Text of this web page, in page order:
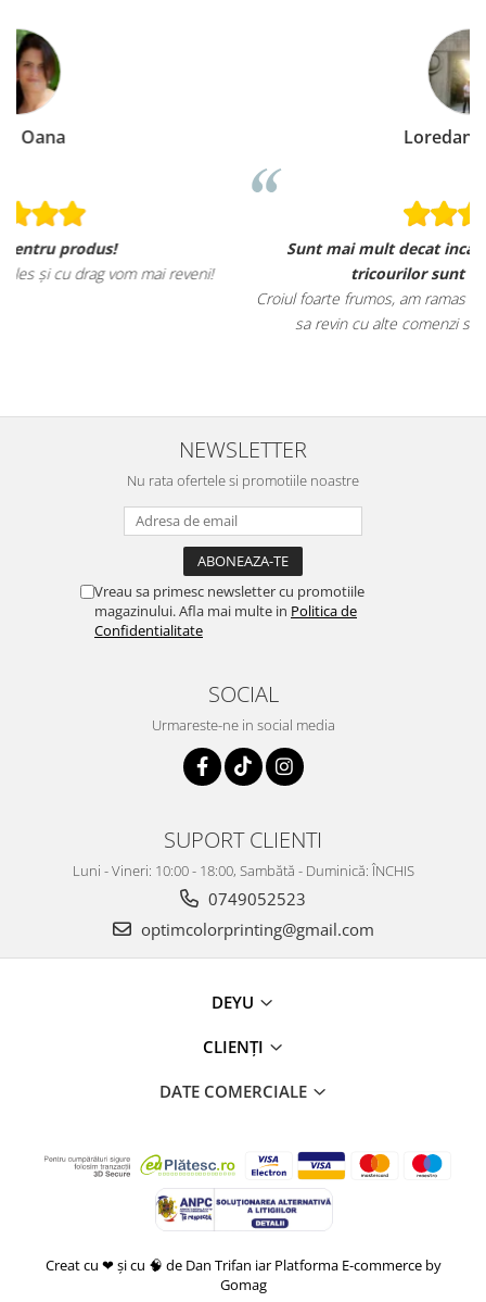
Sunt mai mult decat incantata de ele, materialele
tricourilor sunt foarte calitative,
Croiul foarte frumos, am ramas placut impresionata, abia astept
sa revin cu alte comenzi si sa incerc si alte produse.
NEWSLETTER
Nu rata ofertele si promotiile noastre
Vreau sa primesc newsletter cu promotiile
magazinului. Afla mai multe in Politica de
Confidentialitate
SOCIAL
Urmareste-ne in social media
SUPORT CLIENTI
Luni - Vineri: 10:00 - 18:00, Sambătă - Duminică: ÎNCHIS
0749052523
optimcolorprinting@gmail.com
DEYU
CLIENȚI
DATE COMERCIALE
Creat cu ❤ și cu 🧠 de Dan Trifan iar Platforma E-commerce by
Gomag